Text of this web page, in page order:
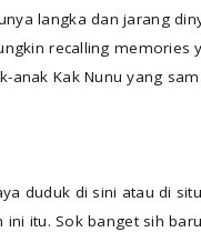
langka dan jarang
recalling memories
anak Kak Nunu yang
duduk di sini atau di
ini itu. Sok banget sih